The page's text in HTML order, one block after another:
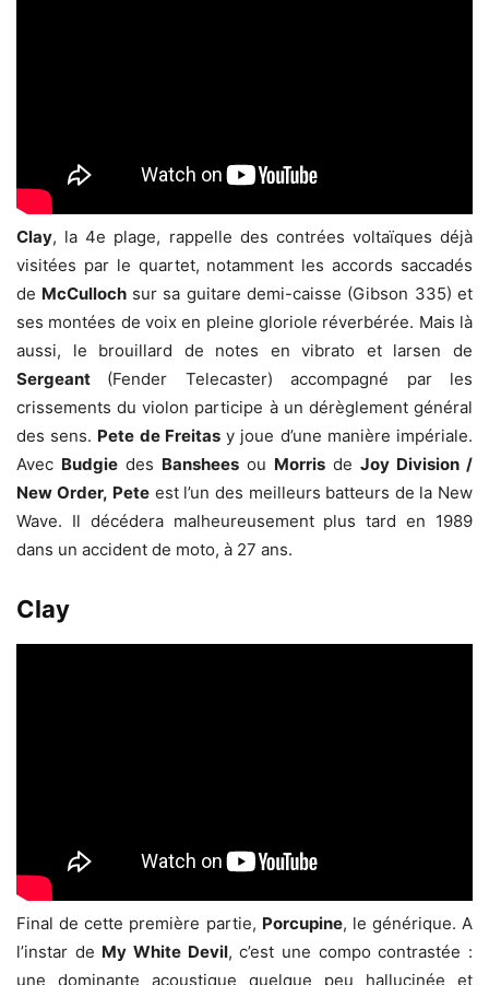
Clay, la 4e plage, rappelle des contrées voltaïques déjà
visitées par le quartet, notamment les accords saccadés
de McCulloch sur sa guitare demi-caisse (Gibson 335) et
ses montées de voix en pleine gloriole réverbérée. Mais là
aussi, le brouillard de notes en vibrato et larsen de
Sergeant (Fender Telecaster) accompagné par les
crissements du violon participe à un dérèglement général
des sens. Pete de Freitasy joue d’une manière impériale.
Avec Budgie des Banshees ou Morrisde Joy Division /
New Order, Pete est l’un des meilleurs batteurs de la New
Wave. Il décédera malheureusement plus tard en 1989
dans un accident de moto, à 27 ans.
Clay
Final de cette première partie, Porcupine, le générique. A
l’instar de My White Devil, c’est une compo contrastée :
une dominante acoustique quelque peu hallucinée et